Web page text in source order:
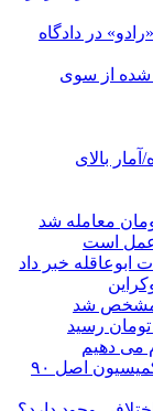
در دادگاه
شده از سوی
آمار بالای
عمل است
ابوعاقله خبر داد
می دهیم
وزرای اقتصاد، صمت و دادگستری در جلسات کمیسیون اصل ۹۰